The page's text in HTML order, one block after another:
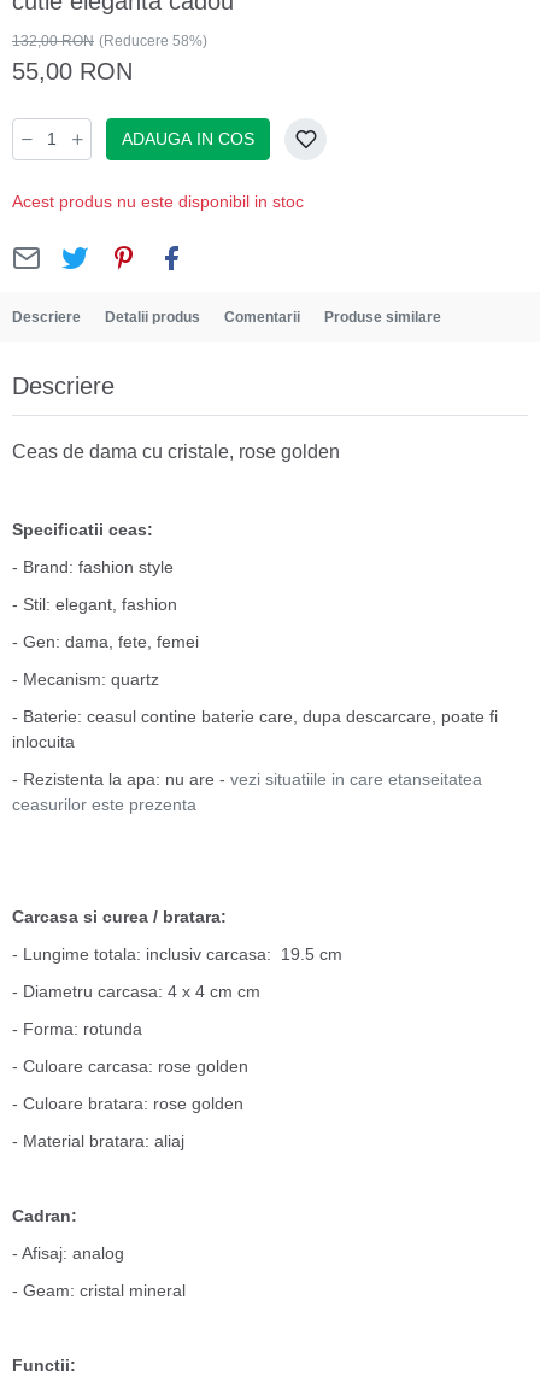
132,00 RON (Reducere 58%)
55,00 RON
ADAUGA IN COS
Acest produs nu este disponibil in stoc
Descriere Detalii produs Comentarii Produse similare
Descriere
Ceas de dama cu cristale, rose golden
Specificatii ceas:
- Brand: fashion style
- Stil: elegant, fashion
- Gen: dama, fete, femei
- Mecanism: quartz
- Baterie: ceasul contine baterie care, dupa descarcare, poate fi
inlocuita
- Rezistenta la apa: nu are - vezi situatiile in care etanseitatea
ceasurilor este prezenta
Carcasa si curea / bratara:
- Lungime totala: inclusiv carcasa: 19.5 cm
- Diametru carcasa: 4 x 4 cm cm
- Forma: rotunda
- Culoare carcasa: rose golden
- Culoare bratara: rose golden
- Material bratara: aliaj
Cadran:
- Afisaj: analog
- Geam: cristal mineral
Functii: